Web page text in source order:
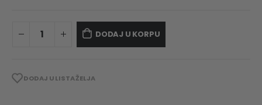
DODAJ U KORPU
DODAJ U LISTA ŽELJA